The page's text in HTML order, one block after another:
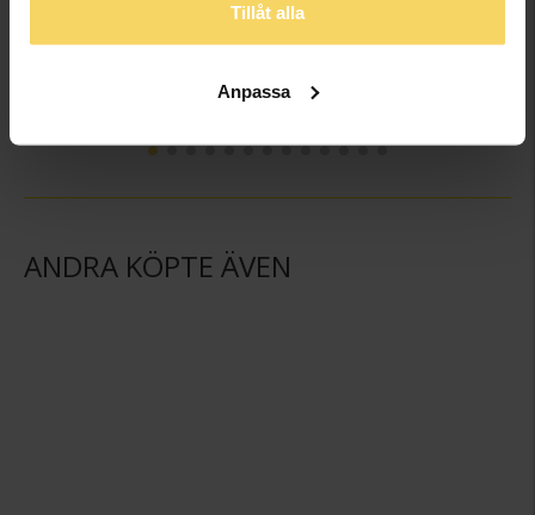
Tillåt alla
Anpassa
Kedja i äkta silver 40 cm
Kedja i äkta silver 42 cm
ANDRA KÖPTE ÄVEN